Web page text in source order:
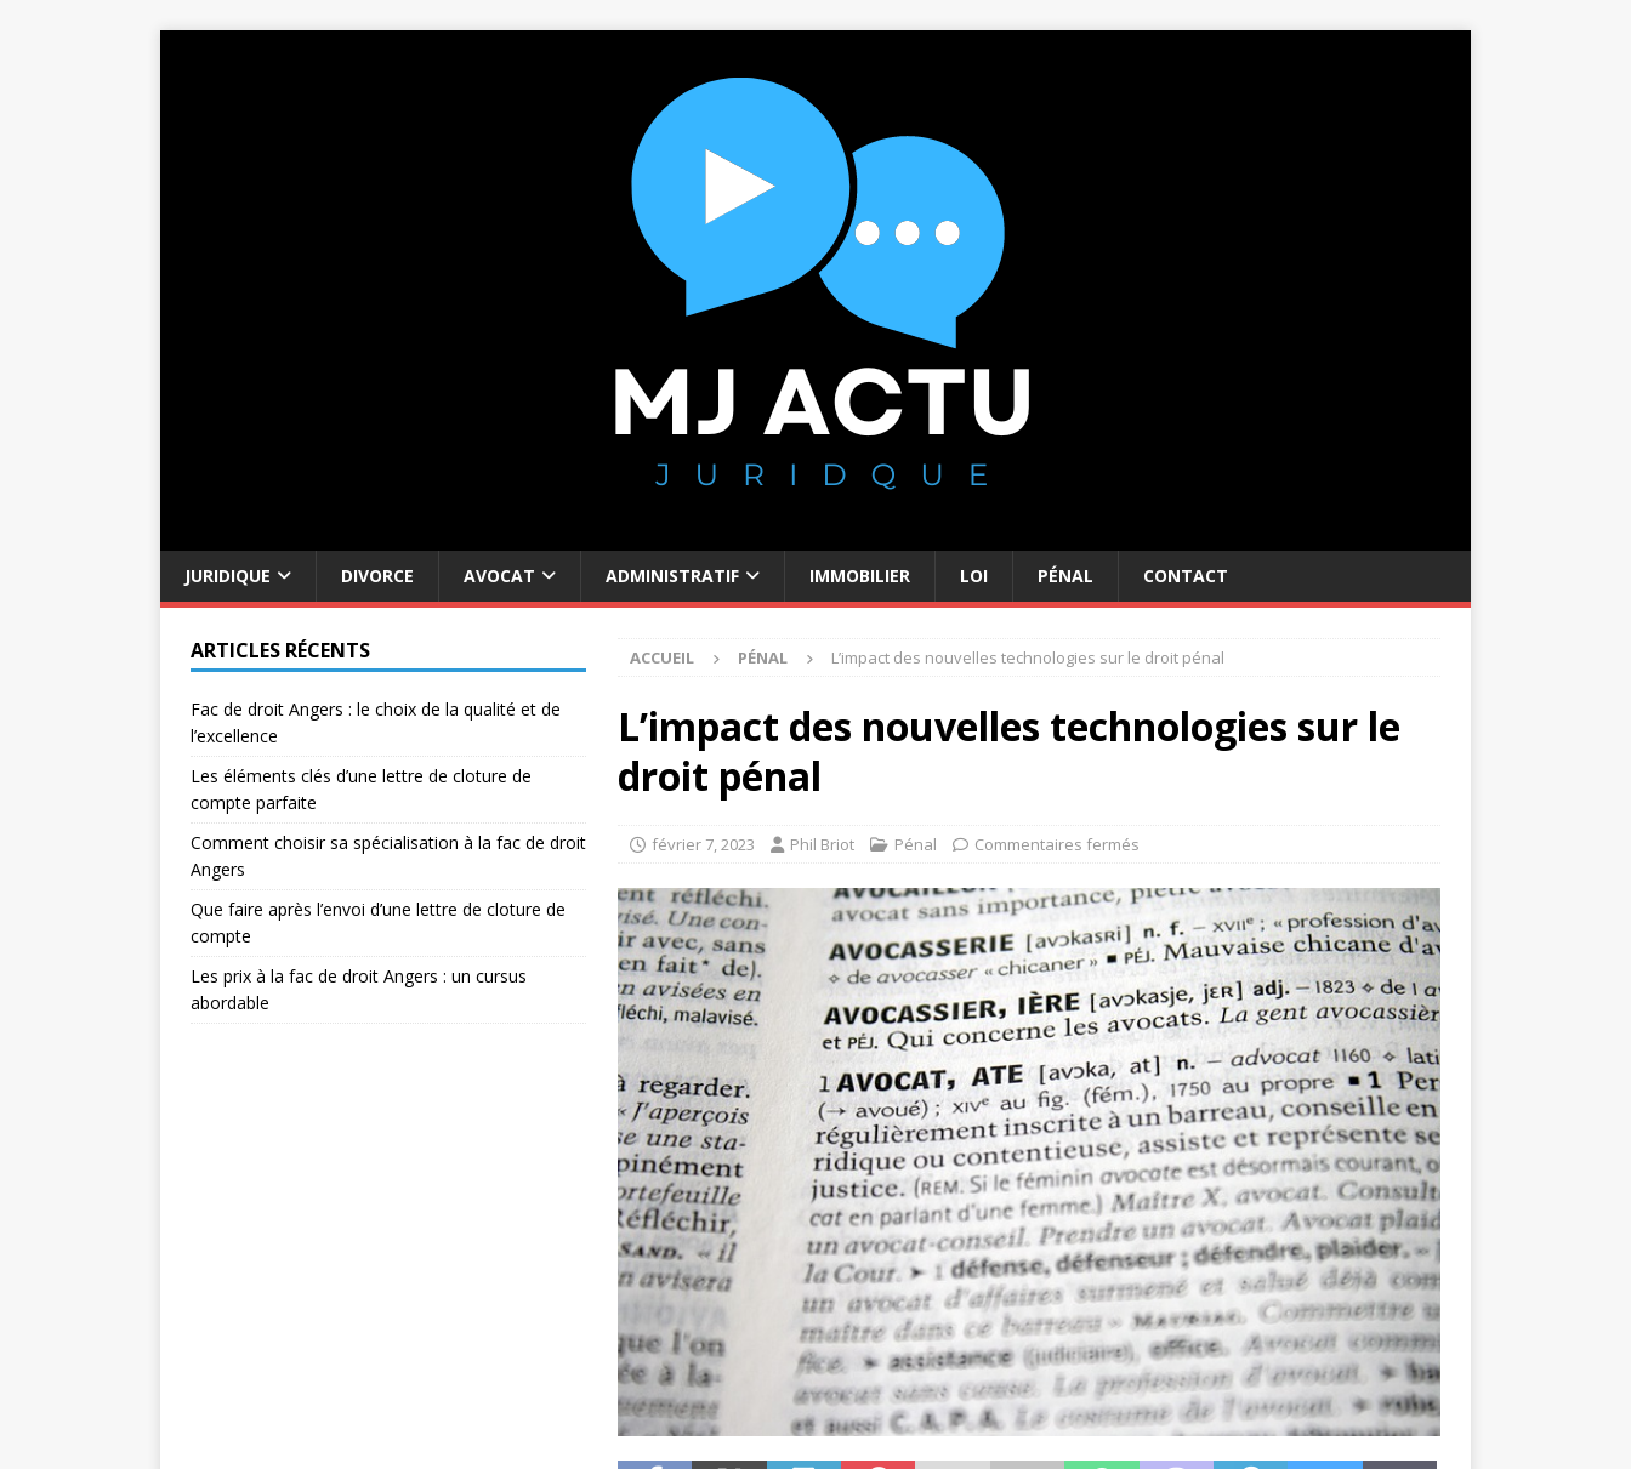
JURIDIQUE DIVORCE AVOCAT ADMINISTRATIF IMMOBILIER LOI PÉNAL CONTACT
ACCUEIL PÉNAL L’impact des nouvelles technologies sur le droit pénal
L’impact des nouvelles technologies sur le
droit pénal
février 7, 2023 Phil Briot Pénal Commentaires fermés
ARTICLES RÉCENTS
Fac de droit Angers : le choix de la qualité et de
l’excellence
Les éléments clés d’une lettre de cloture de
compte parfaite
Comment choisir sa spécialisation à la fac de droit
Angers
Que faire après l’envoi d’une lettre de cloture de
compte
Les prix à la fac de droit Angers : un cursus
abordable